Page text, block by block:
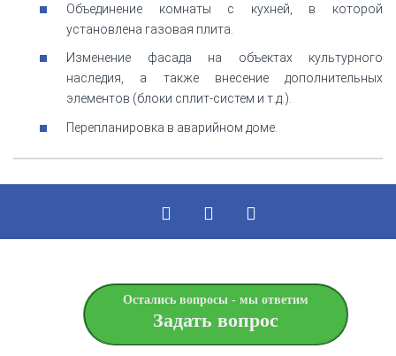
Объединение комнаты с кухней, в которой
установлена газовая плита.
Изменение фасада на объектах культурного
наследия, а также внесение дополнительных
элементов (блоки сплит-систем и т.д.).
Перепланировка в аварийном доме.
Остались вопросы - мы ответим
Задать вопрос